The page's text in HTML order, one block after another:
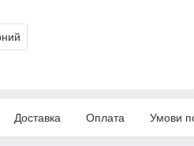
Доставка Оплата Умови